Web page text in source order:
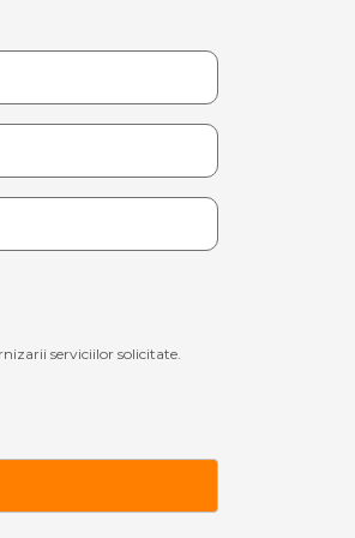
serviciilor solicitate.